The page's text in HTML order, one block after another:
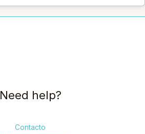
Need help?
Contacto